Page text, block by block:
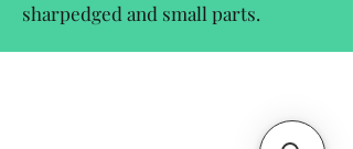
sharpedged and small parts.